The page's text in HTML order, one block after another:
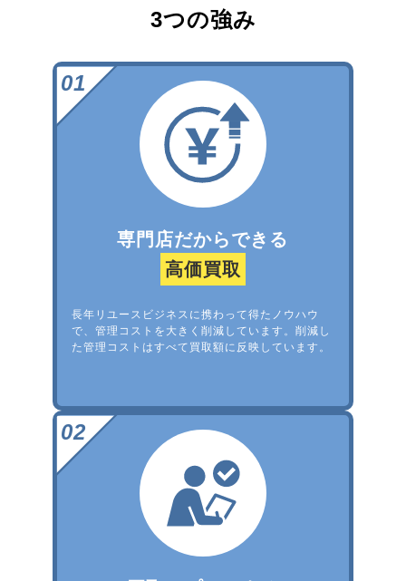
3つの強み
専門店だからできる
高価買取
長年リユースビジネスに携わって得たノウハウ
で、管理コストを大きく削減しています。削減し
た管理コストはすべて買取額に反映しています。